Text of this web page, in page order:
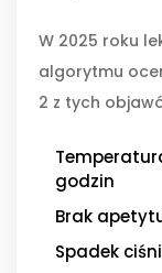
W 2025 roku
algorytmu
2 z tych
godzin
Brak
Spadek